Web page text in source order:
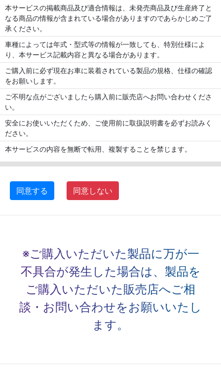
本サービスの掲載商品及び適合情報は、未発売商品及び生産終了と
なる商品の情報が含まれている場合がありますのであらかじめご了
承ください。
車種によっては年式・型式等の情報が一致しても、特別仕様によ
り、本サービス記載内容と異なる場合があります。
ご購入前に必ず現在お車に装着されている製品の規格、仕様の確認
をお願いします。
ご不明な点がございましたら購入前に販売店へお問い合わせくださ
い。
安全にお使いいただくため、ご使用前に取扱説明書を必ずお読みく
ださい。
本サービスの内容を無断で転用、複製することを禁じます。
同意する 同意しない
※ご購入いただいた製品に万が一
不具合が発生した場合は、 製品を
ご購入いただいた販売店へご相
談・お問い合わせをお願いいたし
ます。